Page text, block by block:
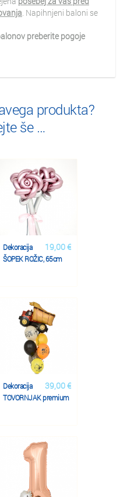
. Napihnjeni baloni se
preberite pogoje
produkta?
še …
19,00 €
Dekoracija
ŠOPEK ROŽIC, 65cm
39,00 €
Dekoracija
TOVORNJAK premium